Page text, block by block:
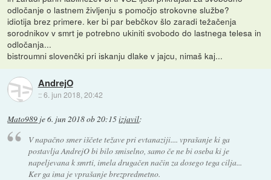
odločanje o lastnem življenju s pomočjo strokovne službe?
idiotija brez primere. ker bi par bebčkov šlo zaradi težačenja
sorodnikov v smrt je potrebno ukiniti svobodo do lastnega telesa in
odločanja...
bistroumni slovenčki pri iskanju dlake v jajcu, nimaš kaj...
AndrejO
::6. jun 2018, 20:42
Mato989 je6. jun 2018 ob 20:15izjavil:
V napačno smer iščete težave pri evtanaziji.... vprašanje ki ga
postavlja AndrejO bi bilo smiselno, samo če ne bi oseba ki je
napeljevana k smrti, imela drugačen način za dosego tega cilja...
Ker ga ima je vprašanje brezpredmetno.